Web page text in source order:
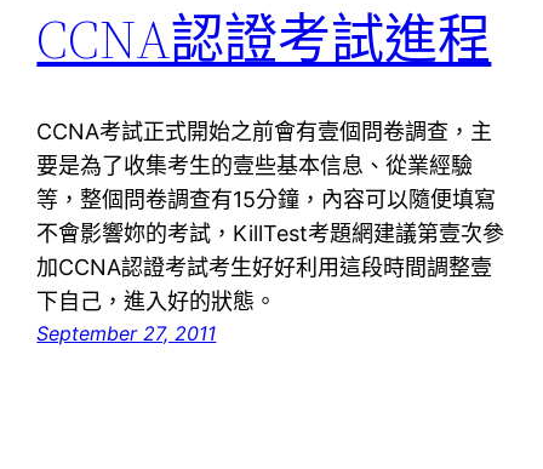
CCNA認證考試進程
CCNA考試正式開始之前會有壹個問卷調查，主
要是為了收集考生的壹些基本信息、從業經驗
等，整個問卷調查有15分鐘，內容可以隨便填寫
不會影響妳的考試，KillTest考題網建議第壹次參
加CCNA認證考試考生好好利用這段時間調整壹
下自己，進入好的狀態。
September 27, 2011